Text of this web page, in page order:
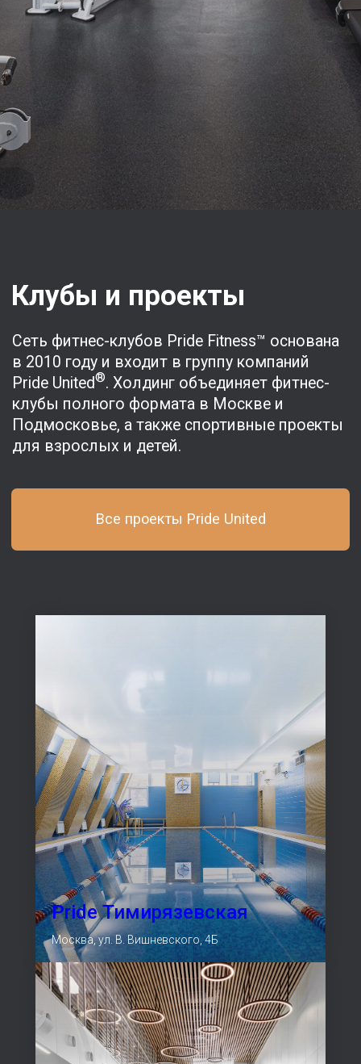
Клубы и проекты
Сеть фитнес-клубов Pride Fitness™ основана
в 2010 году и входит в группу компаний
Pride United ® . Холдинг объединяет фитнес-
клубы полного формата в Москве и
Подмосковье, а также спортивные проекты
для взрослых и детей.
Pride Тимирязевская
Москва, ул. В. Вишневского, 4Б